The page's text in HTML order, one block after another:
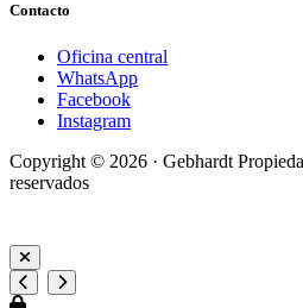
Contacto
Oficina central
WhatsApp
Facebook
Instagram
Copyright © 2026 · Gebhardt
reservados